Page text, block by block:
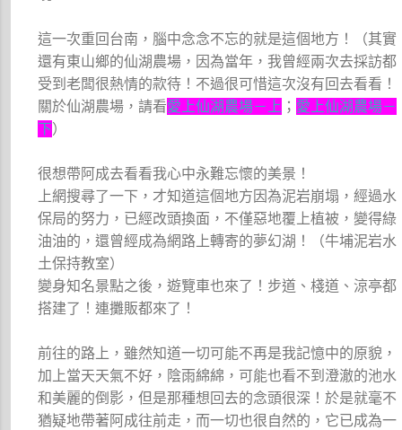
這一次重回台南，腦中念念不忘的就是這個地方！（其實
還有東山鄉的仙湖農場，因為當年，我曾經兩次去採訪都
受到老闆很熱情的款待！不過很可惜這次沒有回去看看！
關於仙湖農場，請看愛上仙湖農場－上 ； 愛上仙湖農場－
下）
很想帶阿成去看看我心中永難忘懷的美景！
上網搜尋了一下，才知道這個地方因為泥岩崩塌，經過水
保局的努力，已經改頭換面，不僅惡地覆上植被，變得綠
油油的，還曾經成為網路上轉寄的夢幻湖！（牛埔泥岩水
土保持教室）
變身知名景點之後，遊覽車也來了！步道、棧道、涼亭都
搭建了！連攤販都來了！
前往的路上，雖然知道一切可能不再是我記憶中的原貌，
加上當天天氣不好，陰雨綿綿，可能也看不到澄澈的池水
和美麗的倒影，但是那種想回去的念頭很深！於是就毫不
猶疑地帶著阿成往前走，而一切也很自然的，它已成為一